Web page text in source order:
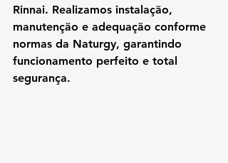
Rinnai. Realizamos instalação,
manutenção e adequação conforme
normas da Naturgy, garantindo
funcionamento perfeito e total
segurança.